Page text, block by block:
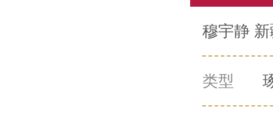
穆宇静
类型